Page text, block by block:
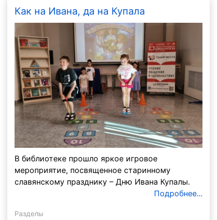
Как на Ивана, да на Купала
В библиотеке прошло яркое игровое
мероприятие, посвященное старинному
славянскому празднику – Дню Ивана Купалы.
Подробнее...
Разделы